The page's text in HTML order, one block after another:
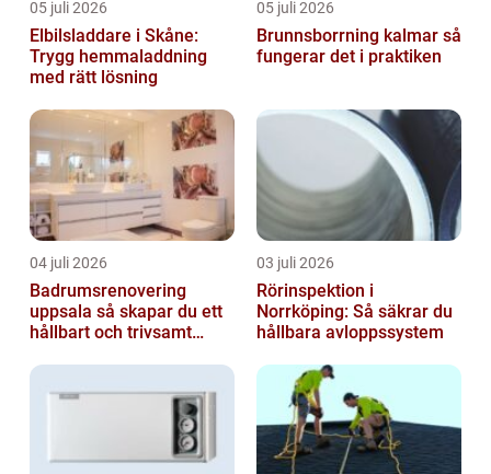
05 juli 2026
Elbilsladdare i Skåne:
Trygg hemmaladdning
med rätt lösning
05 juli 2026
Brunnsborrning kalmar så
fungerar det i praktiken
04 juli 2026
Badrumsrenovering
uppsala så skapar du ett
hållbart och trivsamt
03 juli 2026
Rörinspektion i
Norrköping: Så säkrar du
hållbara avloppssystem